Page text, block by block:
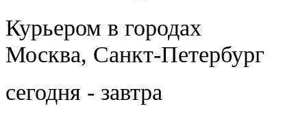
Курьером в городах
Москва, Санкт-Петербург
сегодня - завтра